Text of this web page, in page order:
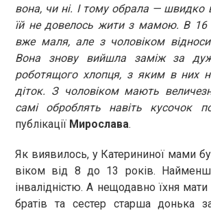
вона, чи ні. І тому обрала — швидко
їй не довелось жити з мамою. В 16
вже маля, але з чоловіком
Вона знову вийшла заміж за
роботящого хлопця, з яким в них
діток. З чоловіком мають
самі оброблять навіть кусочок
публікації Мирослава.
Як виявилось, у Катерининої мами
віком від 8 до 13 років.
інвалідністю. А нещодавно їхня
братів та сестер старша донька